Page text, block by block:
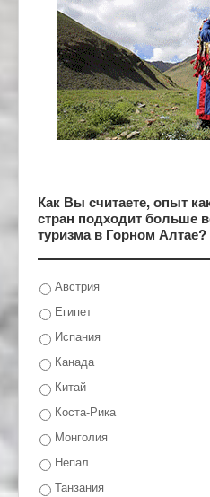
Как Вы считаете, опыт
стран подходит больше
туризма в Горном Алтае?
Австрия
Египет
Испания
Канада
Китай
Коста-Рика
Монголия
Непал
Танзания